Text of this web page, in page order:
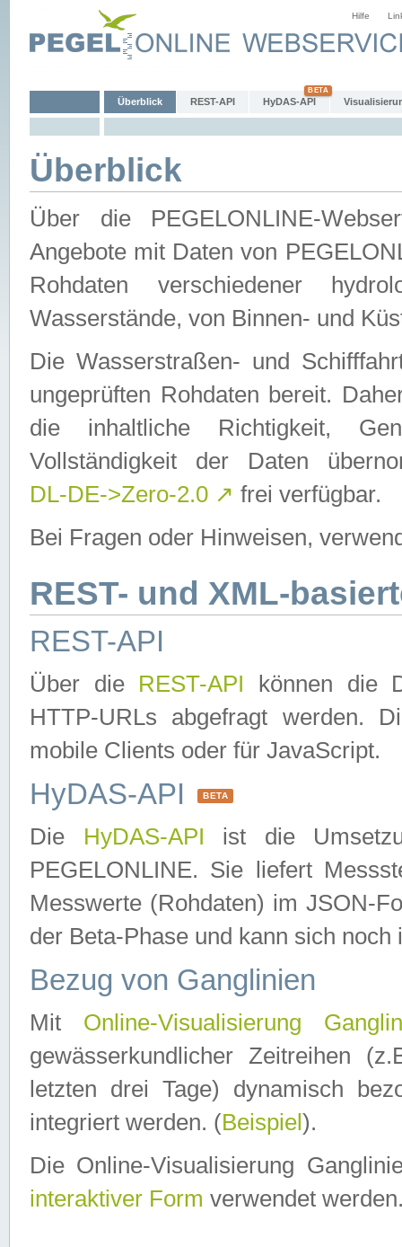
Hilfe
Überblick REST-API HyDAS-API
Überblick
Über die PEGELONLINE-
Angebote mit Daten von
Rohdaten verschiedener
Wasserstände, von Binnen- und
Die Wasserstraßen- und
ungeprüften Rohdaten bereit.
die inhaltliche Richtigkeit,
Vollständigkeit der Daten
DL-DE->Zero-2.0 ↗ frei verfügbar.
Bei Fragen oder Hinweisen,
REST- und XML-
REST-API
Über die REST-API können die
HTTP-URLs abgefragt werden.
mobile Clients oder für JavaScript.
HyDAS-API BETA
Die HyDAS-API ist die
PEGELONLINE. Sie liefert
Messwerte (Rohdaten) im JSON-
der Beta-Phase und kann sich noch
Bezug von Ganglinien
Mit Online-Visualisierung
gewässerkundlicher Zeitreihen
letzten drei Tage) dynamisch
integriert werden. (Beispiel ).
Die Online-Visualisierung
interaktiver Form verwendet